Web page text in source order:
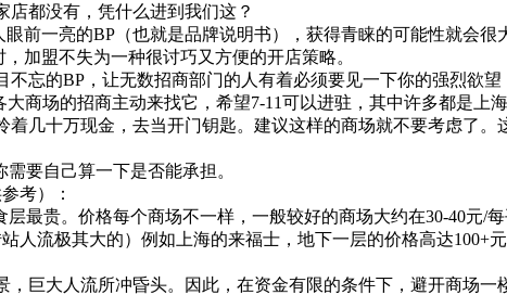
都没有，凭什么进到我们这？
前一亮的BP（也就是品牌说明书），获得青睐的可能性就会很
加盟不失为一种很讨巧又方便的开店策略。
忘的BP，让无数招商部门的人有着必须要见一下你的强烈欲望
商场的招商主动来找它，希望7-11可以进驻，其中许多都是上
几十万现金，去当开门钥匙。建议这样的商场就不要考虑了。
要自己算一下是否能承担。
考）：
最贵。价格每个商场不一样，一般较好的商场大约在30-40元/每
流极其大的）例如上海的来福士，地下一层的价格高达100+
巨大人流所冲昏头。因此，在资金有限的条件下，避开商场一